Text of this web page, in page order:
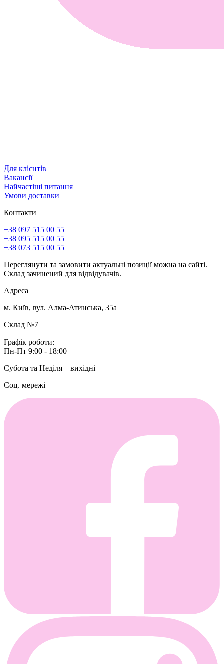
Для клієнтів
Вакансії
Найчастіші питання
Умови доставки
Контакти
+38 097 515 00 55
+38 095 515 00 55
+38 073 515 00 55
Переглянути та замовити актуальні позиції можна на сайті.
Склад зачинений для відвідувачів.
Адреса
м. Київ, вул. Алма-Атинська, 35а
Склад №7
Графік роботи:
Пн-Пт 9:00 - 18:00
Субота та Неділя – вихідні
Соц. мережі